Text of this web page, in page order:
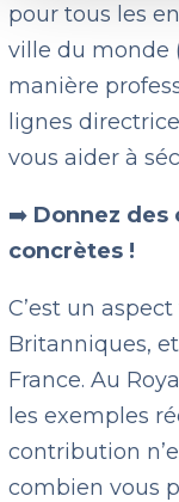
pour tous les
ville du monde
manière
lignes
vous aider à
➡️ Donnez
concrètes !
C’est un
Britanniques,
France. Au
les exemples
contribution
combien vous